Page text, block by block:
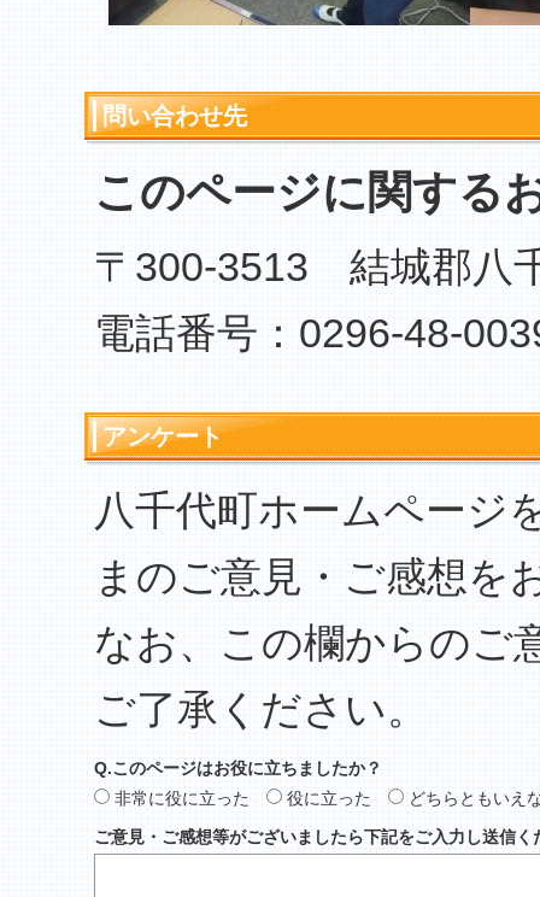
問い合わせ先
このページに関する
〒300-3513 結城郡八
電話番号：0296-48-
アンケート
八千代町ホームページ
まのご意見・ご感想を
なお、この欄からのご
ご了承ください。
Q.このページはお役に立ちましたか？
非常に役に立った
役に立った
どちらともいえ
ご意見・ご感想等がございましたら下記をご入力し送信く